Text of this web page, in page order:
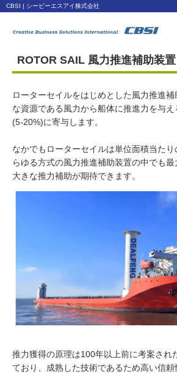
CBSI | シービーエスアイ株式会社
トップページ
取扱い製品
会社概要
Company
ダウンロード
アクセス
Access
求人・会社紹介
Recruit
会社見学
ROTOR SAIL 風力推進補助装置
ローターセイルをはじめとした風力推進
な資源である風力から船体に推進力を与
(5-20%)に寄与します。
なかでもローターセイルは単位面積当た
らゆる方式の風力推進補助装置の中でも
大きな推力補助が期待できます。
推力獲得の原理は100年以上前に考案され
ており、成熟した技術であるため高い信頼